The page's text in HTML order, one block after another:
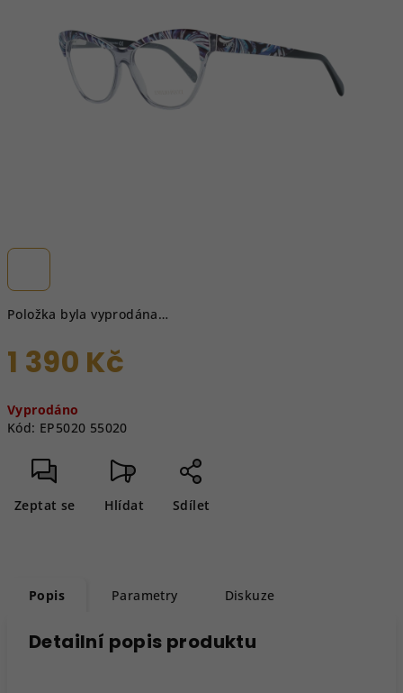
Položka byla vyprodána…
1 390 Kč
cena:
Vyprodáno
Kód: EP5020 55020
Zeptat se Hlídat Sdílet
Popis Parametry Diskuze
Detailní popis produktu